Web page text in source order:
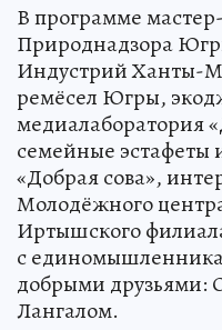
В программе
Природнадзора
Индустрий Ханты-
ремёсел Югры,
медиалаборатория
семейные эстафеты
«Добрая сова»,
Молодёжного
Иртышского
с
добрыми друзьями:
Лангалом.